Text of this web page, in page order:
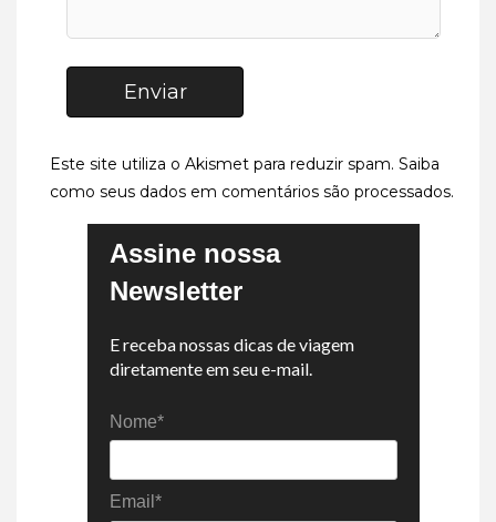
Enviar
Este site utiliza o Akismet para reduzir spam. Saiba
como seus dados em comentários são processados.
Assine nossa
Newsletter
E receba nossas dicas de viagem
diretamente em seu e-mail.
Nome*
Email*